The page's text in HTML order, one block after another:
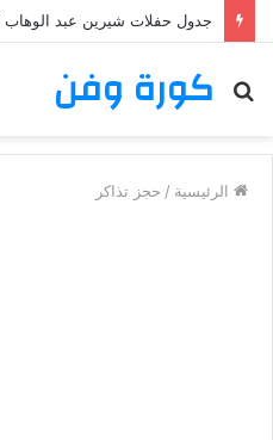
كورة وفن
بحث
الرئيسية / حجز تذاكر